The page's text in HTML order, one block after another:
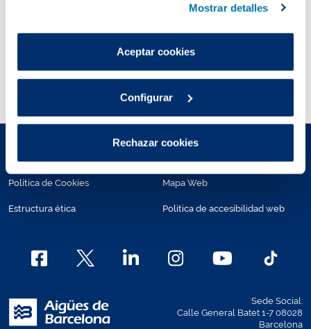
son indispensables para que el sitio web funcione y que
por tanto no se pueden desactivar.
Puedes consultar más información en nuestra
Mostrar detalles
Aceptar cookies
Configurar
Rechazar cookies
Fecha de publicación
Política de Cookies
Estructura ética
Mapa Web
Política de accesibilidad web
Sede Social:
Calle General Batet 1-7 08028
Barcelona